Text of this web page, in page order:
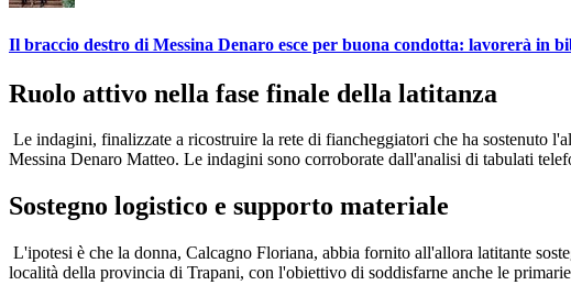
Il braccio destro di Messina Denaro esce per buona condotta: lavorerà in
Ruolo attivo nella fase finale della latitanza
Le indagini, finalizzate a ricostruire la rete di fiancheggiatori che ha sostenuto
Messina Denaro Matteo. Le indagini sono corroborate dall'analisi di tabulati
Sostegno logistico e supporto materiale
L'ipotesi è che la donna, Calcagno Floriana, abbia fornito all'allora latitante
località della provincia di Trapani, con l'obiettivo di soddisfarne anche le